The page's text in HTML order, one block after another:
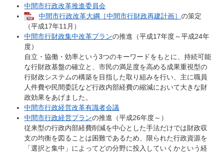
中間市行政改革推進委員会
中間市行政改革大綱［中間市行財政再建計画］ の策定
（平成17年11月）
中間市行財政集中改革プランの推進（平成17年度～平成24年
度）
自立・協働・効率という3つのキーワードをもとに、持続可能
な行財政基盤の確立と、市民の満足度を高める成果重視型の
行財政システムの構築を目指した取り組みを行い、主に職員
人件費や民間委託など行政内部経費の縮減において大きな財
政効果をあげました。
中間市行政経営改革有識者会議
中間市行政経営プランの推進（平成26年度～）
従来型の行政内部経費削減を中心とした手法だけでは財政収
支の均衡を図ることは困難であるため、限られた行政資源を
「選択と集中」によってどの分野に投入していくかという経